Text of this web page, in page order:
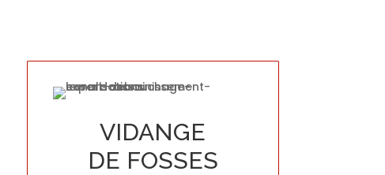
VIDANGE
DE FOSSES